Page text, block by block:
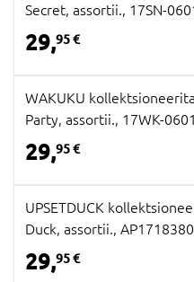
Secret, assortii., 17SN-
29,95 €
WAKUKU
Party, assortii., 17WK-0601
29,95 €
UPSETDUCK
Duck, assortii.,
29,95 €